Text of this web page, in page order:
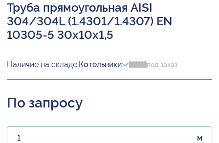
Труба прямоугольная AISI
304/304L (1.4301/1.4307) EN
10305-5 30х10х1,5
Наличие на складе:Котельники под заказ
По запросу
м